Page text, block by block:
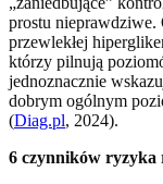
prostu nieprawdziwe.
przewlekłej
którzy pilnują
jednoznacznie
dobrym ogólnym
(Diag.pl, 2024).
6 czynników ryzyka